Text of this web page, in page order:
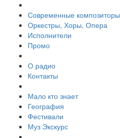
Современные композиторы
Оркестры, Хоры, Опера
Исполнители
Промо
О радио
Контакты
Мало кто знает
География
Фестивали
Муз Экскурс